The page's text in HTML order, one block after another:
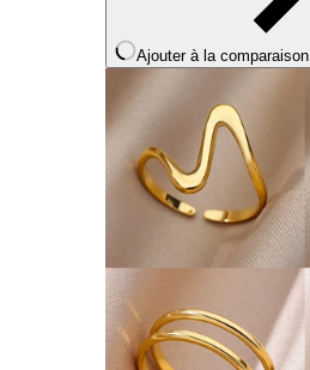
Ajouter à la comparaison